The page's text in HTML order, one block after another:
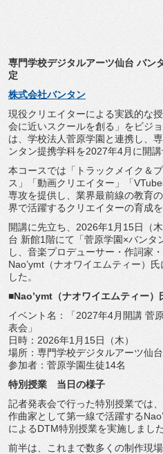
専門学校デジタルアーツ仙台 バン
定
株式会社バンタン
現役クリエイターによる実践的な
会に近いスクールを創る」 をビジ
は、 学校法人菅原学園と連携し、
ンタン提携学科を2027年4月 に開講
本コースでは「トラックメイク＆
ス」「動画クリエイター」「
専攻を提供し、 業界最前線の教育
界で活躍するクリエイターの育成を
開講に先立ち、2026年1月15日（木
台 新館1階にて「菅原学園×バンタ
し、音楽プロデューサー・作詞家・
Nao’ymt（ナオワイエムティー）
した。
■Nao’ymt（ナオワイエムティー）
イベント名：「2027年4月開講 菅
表会」
日時：2026年1月15日（木）
場所：専門学校デジタルアーツ仙
参加者：菅原学園生徒14名
特別授業 当日の様子
記者発表会で行った特別授業では
作曲家として第一線で活躍する
によるDTM特別授業を実施しました
前半は、
これまで数多くの制作現